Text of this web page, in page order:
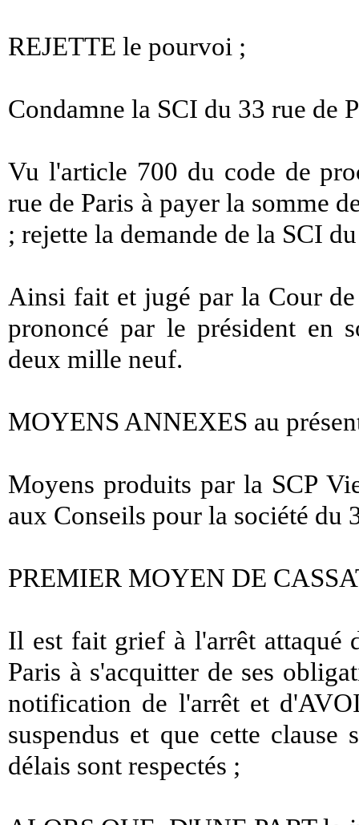
REJETTE le pourvoi ;
Condamne la SCI du 33 rue de
Vu l'article 700 du code de
rue de Paris à payer la somme
; rejette la demande de la SCI
Ainsi fait et jugé par la Cour
prononcé par le président en
deux mille neuf.
MOYENS ANNEXES au
Moyens produits par la SCP
aux Conseils pour la société du
PREMIER MOYEN DE
Il est fait grief à l'arrêt attaqué
Paris à s'acquitter de ses
notification de l'arrêt et
suspendus et que cette
délais sont respectés ;